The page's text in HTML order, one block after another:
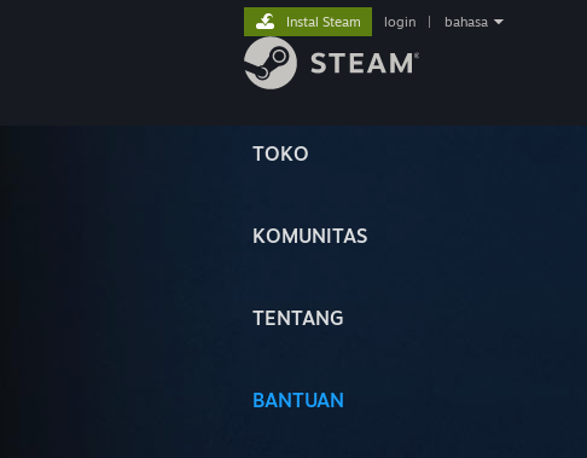
TOKO
KOMUNITAS
TENTANG
BANTUAN
Instal Steam login bahasa